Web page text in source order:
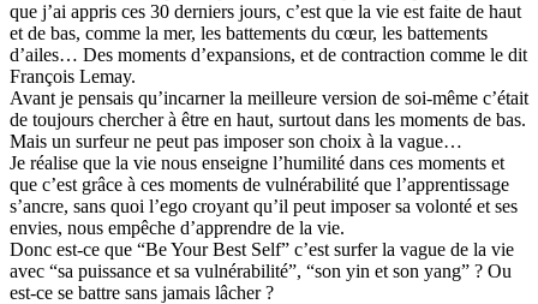
que j’ai appris ces 30 derniers jours, c’est que la vie est faite de haut
et de bas, comme la mer, les battements du cœur, les battements
d’ailes… Des moments d’expansions, et de contraction comme le dit
François Lemay.⁠
Avant je pensais qu’incarner la meilleure version de soi-même c’était
de toujours chercher à être en haut, surtout dans les moments de bas.
Mais un surfeur ne peut pas imposer son choix à la vague…⁠
Je réalise que la vie nous enseigne l’humilité dans ces moments et
que c’est grâce à ces moments de vulnérabilité que l’apprentissage
s’ancre, sans quoi l’ego croyant qu’il peut imposer sa volonté et ses
envies, nous empêche d’apprendre de la vie.⁠
Donc est-ce que “Be Your Best Self” c’est surfer la vague de la vie
avec “sa puissance et sa vulnérabilité”, “son yin et son yang” ? Ou
est-ce se battre sans jamais lâcher ?⁠